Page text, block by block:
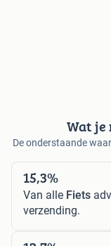
Wat je
De onderstaande
15,3%
Van alle Fiets
verzending.